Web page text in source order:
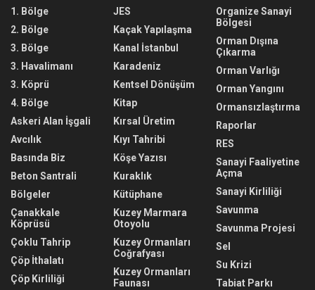
1. Bölge
2. Bölge
3. Bölge
3. Havalimanı
3. Köprü
4. Bölge
Askeri Alan İşgali
Avcılık
Basında Biz
Beton Santrali
Bölgeler
Çanakkale
Köprüsü
Çoklu Tahrip
Çöp İthalatı
Çöp Kirliliği
JES
Kaçak Yapılaşma
Kanal İstanbul
Karadeniz
Kentsel Dönüşüm
Kitap
Kırsal Üretim
Kıyı Tahribi
Köşe Yazısı
Kuraklık
Kütüphane
Kuzey Marmara
Otoyolu
Kuzey Ormanları
Coğrafyası
Kuzey Ormanları
Faunası
Organize Sanayi
Bölgesi
Orman Dışına
Çıkarma
Orman Varlığı
Orman Yangını
Ormansızlaştırma
Raporlar
RES
Sanayi Faaliyetine
Açma
Sanayi Kirliliği
Savunma
Savunma Projesi
Sel
Su Krizi
Tabiat Parkı